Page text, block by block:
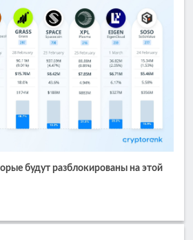
будут разблокированы на этой